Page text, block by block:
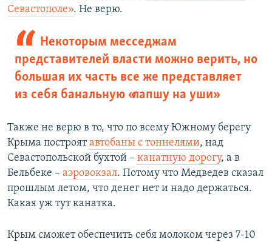
Севастополе». Не верю.
Некоторым месседжам
представителей власти можно верить, но
большая их часть все же представляет
из себя банальную «лапшу на уши»
Также не верю в то, что по всему Южному берегу
Крыма построятавтобаны с тоннелями, над
Севастопольской бухтой – канатную дорогу, а в
Бельбеке – аэровокзал. Потому что Медведев сказал
прошлым летом, что денег нет и надо держаться.
Какая уж тут канатка.
Крым сможет обеспечить себя молоком через 7-10